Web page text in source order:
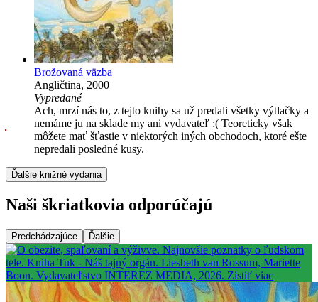
Brožovaná väzba
Angličtina, 2000
Vypredané
Ach, mrzí nás to, z tejto knihy sa už predali všetky výtlačky a
nemáme ju na sklade my ani vydavateľ :( Teoreticky však
môžete mať šťastie v niektorých iných obchodoch, ktoré ešte
nepredali posledné kusy.
Ďalšie knižné vydania
Naši škriatkovia odporúčajú
Predchádzajúce Ďalšie